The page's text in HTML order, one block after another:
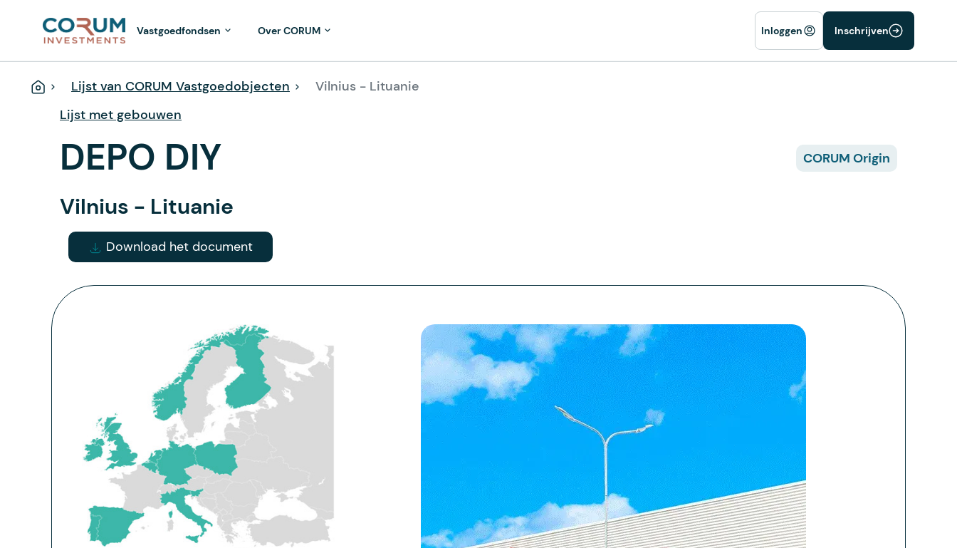
Home Lijst van CORUM Vastgoedobjecten Vilnius - Lituanie
Vastgoedfondsen Over CORUM Inloggen Inschrijven
Lijst met gebouwen
DEPO DIY CORUM Origin
Vilnius - Lituanie
Download het document